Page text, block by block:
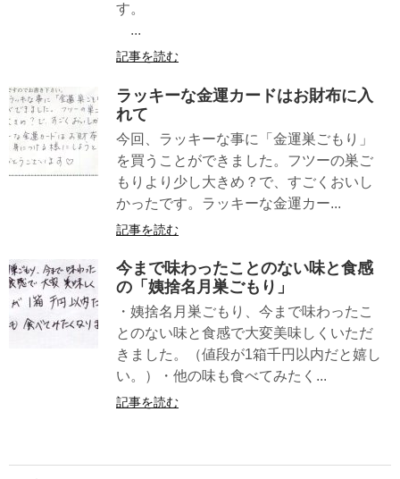
す。
...
記事を読む
ラッキーな金運カードはお財布に入
れて
今回、ラッキーな事に「金運巣ごもり」
を買うことができました。フツーの巣ご
もりより少し大きめ？で、すごくおいし
かったです。ラッキーな金運カー...
記事を読む
今まで味わったことのない味と食感
の「姨捨名月巣ごもり」
・姨捨名月巣ごもり、今まで味わったこ
とのない味と食感で大変美味しくいただ
きました。（値段が1箱千円以内だと嬉し
い。）・他の味も食べてみたく...
記事を読む